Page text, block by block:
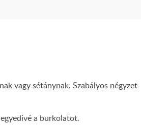
vagy sétánynak. Szabályos négyzet
a burkolatot.